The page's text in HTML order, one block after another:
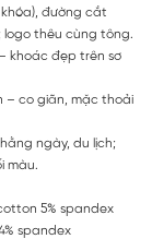
đường cắt
thêu cùng tông.
khoác đẹp trên sơ
– co giãn, mặc thoải
ngày, du lịch;
màu.
5% spandex
spandex